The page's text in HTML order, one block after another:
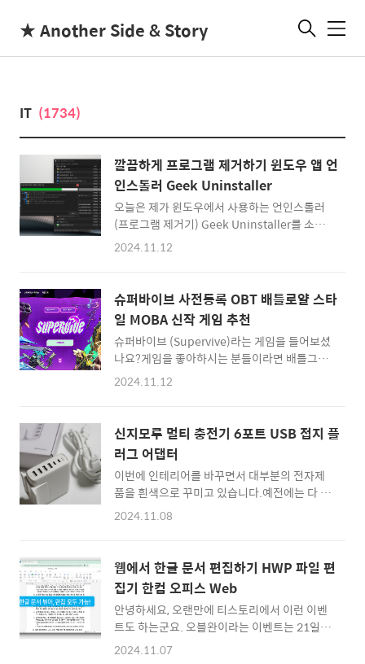
★ Another Side & Story 메
IT (1734)
깔끔하게 프로그램 제거하기 윈도우 앱 언
인스톨러 Geek Uninstaller
오늘은 제가 윈도우에서 사용하는 언인스톨러
(프로그램 제거기) Geek Uninstaller를 소개
해볼까 합니다.가끔 윈도우11에 여러가지 소프
의 기본 '프로그램 추가/제거'를 사용할 수도 있
지만, 조금 더 전문적으로 설치됩 앱을 깔끔하게
지워주는 Uninstaller가 있습니다. 바로 Geek
Uninstaller죠Geek Uninstaller 긱 언인스톨
러:: 긱 언인스톨러 다운로드 바로가기 ::먼저 위
에 사이트로 이동 하면 다운로드 버튼을 보실 수
Zip 압축파일로 다운로드 받아보면 별다른 설
치 없이 스탠드얼론 (무설치) 프..
2024.11.12
슈퍼바이브 사전등록 OBT 배틀로얄 스타
일 MOBA 신작 게임 추천
슈퍼바이브 (Supervive)라는 게임을 들어보셨
나요?게임을 좋아하시는 분들이라면 배틀그라
운드나 롤 처럼, 서로 팀을 맺고 생존을 경쟁하
OBT 오픈베타를 시작하는 온라인 배틀 게임입
니다. 경쟁과 치열한 전략 그리고 다채로운 플레
이가 가능하기에 많은 게이머들의 주목을 받고
있죠.슈퍼바이브 사전등록 이벤트슈퍼바이브
는 배그처럼 팀전 전투에서 끝까지 살아남는 것
인데요. 4명의 플레이어가 한 팀을 구성해서 총
는 게임은 잘 못하는 편인데, 그래도 슈퍼바이브
는 제가 좋아할만한 스타일의 매력적인 캐릭터
영웅들이 많아서 한번 해보..
2024.11.12
신지모루 멀티 충전기 6포트 USB 접지 플
러그 어댑터
이번에 인테리어를 바꾸면서 대부분의 전자제
품을 흰색으로 꾸미고 있습니다.예전에는 다 블
랙이었는데, 요즘은 왠지 모르게 화이트가 깨끗
에는 평소 저렴한 가격 대비 신뢰도가 높은 신지
모루 제품을 사용해보고 싶어서 신지모루 6포
트 멀티 충전기를 구입했습니다.USB-A가 4포
트이고, USB-C가 2포트인 총 90W 충전 어댑터
입니다. 참고로 신지모루(Sinjimoru)하면 뭔가
외국 기업의 제품 같은데, 우리나라 기업 제품이
2024.11.08
웹에서 한글 문서 편집하기 HWP 파일 편
집기 한컴 오피스 Web
안녕하세요, 오랜만에 티스토리에서 이런 이벤
트도 하는군요. 오블완이라는 이벤트는 21일동
안 꾸준하게 블로그에 글을 써서 응모하는 것인
2024.11.07